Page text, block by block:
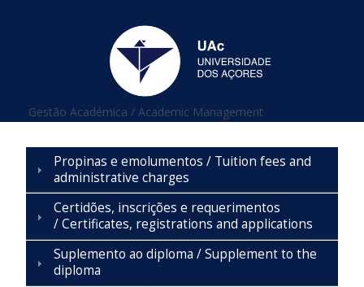
Está aqui
Gestão Académica / Academic Management
Propinas e emolumentos / Tuition fees and
administrative charges
Certidões, inscrições e requerimentos
/ Certificates, registrations and applications
Suplemento ao diploma / Supplement to the
diploma